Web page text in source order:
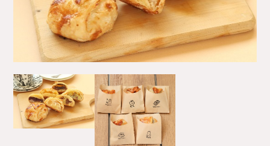
プライバシーポリシー
ご利用ガイド